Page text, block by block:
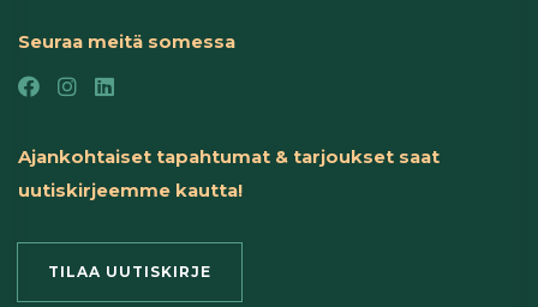
Seuraa meitä somessa
Ajankohtaiset tapahtumat & tarjoukset saat
uutiskirjeemme kautta!
TILAA UUTISKIRJE